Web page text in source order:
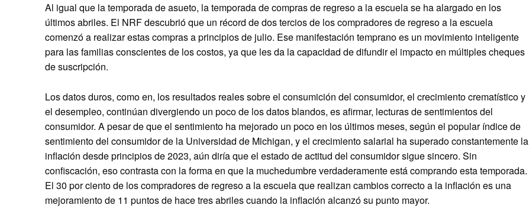
Al igual que la temporada de asueto, la temporada de compras de regreso a la escuela se ha alargado en los
últimos abriles. El NRF descubrió que un récord de dos tercios de los compradores de regreso a la escuela
comenzó a realizar estas compras a principios de julio. Ese manifestación temprano es un movimiento inteligente
para las familias conscientes de los costos, ya que les da la capacidad de difundir el impacto en múltiples cheques
de suscripción.
Los datos duros, como en, los resultados reales sobre el consumición del consumidor, el crecimiento crematístico y
el desempleo, continúan divergiendo un poco de los datos blandos, es afirmar, lecturas de sentimientos del
consumidor. A pesar de que el sentimiento ha mejorado un poco en los últimos meses, según el popular índice de
sentimiento del consumidor de la Universidad de Michigan, y el crecimiento salarial ha superado constantemente la
inflación desde principios de 2023, aún diría que el estado de actitud del consumidor sigue sincero. Sin
confiscación, eso contrasta con la forma en que la muchedumbre verdaderamente está comprando esta temporada.
El 30 por ciento de los compradores de regreso a la escuela que realizan cambios correcto a la inflación es una
mejoramiento de 11 puntos de hace tres abriles cuando la inflación alcanzó su punto mayor.